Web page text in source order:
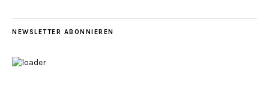
NEWSLETTER ABONNIEREN